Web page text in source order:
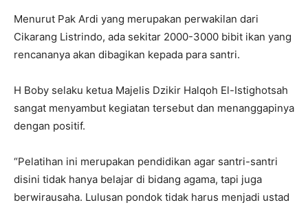
Menurut Pak Ardi yang merupakan perwakilan dari
Cikarang Listrindo, ada sekitar 2000-3000 bibit ikan yang
rencananya akan dibagikan kepada para santri.
H Boby selaku ketua Majelis Dzikir Halqoh El-Istighotsah
sangat menyambut kegiatan tersebut dan menanggapinya
dengan positif.
“Pelatihan ini merupakan pendidikan agar santri-santri
disini tidak hanya belajar di bidang agama, tapi juga
berwirausaha. Lulusan pondok tidak harus menjadi ustad